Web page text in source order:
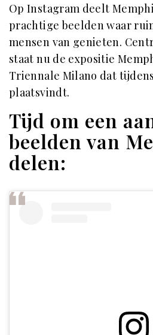
Op Instagram deelt
prachtige beelden waar
mensen van genieten.
staat nu de expositie
Triennale Milano dat
plaatsvindt.
Tijd om een
beelden van
delen: